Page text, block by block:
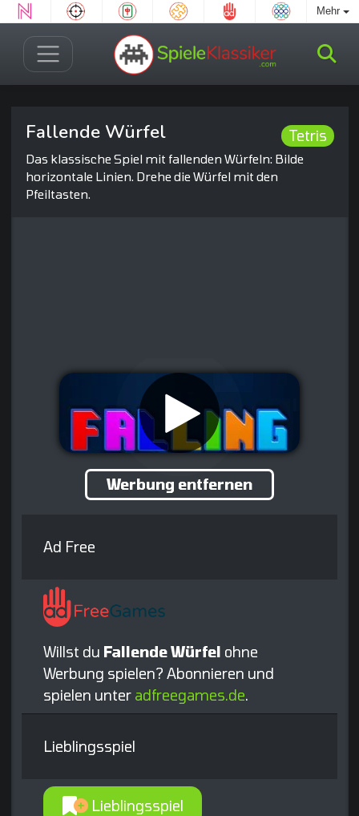
Mehr
Tetris
Fallende Würfel
Das klassische Spiel mit fallenden Würfeln: Bilde
horizontale Linien. Drehe die Würfel mit den
Pfeiltasten.
Werbung entfernen
Ad Free
Willst du Fallende Würfel ohne
Werbung spielen? Abonnieren und
spielen unter adfreegames.de.
Lieblingsspiel
Lieblingsspiel